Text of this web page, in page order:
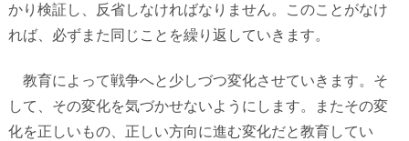
かり検証し、反省しなければなりません。このことがなけ
れば、必ずまた同じことを繰り返していきます。
教育によって戦争へと少しづつ変化させていきます。そ
して、その変化を気づかせないようにします。またその変
化を正しいもの、正しい方向に進む変化だと教育してい